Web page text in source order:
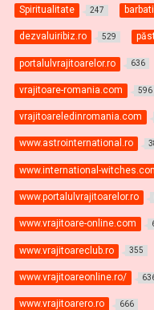
Spiritualitate 247 barbati
dezvaluiribiz.ro 529
portalulvrajitoarelor.ro 636
vrajitoare-romania.com 596
vrajitoareledinromania.com
www.astrointernational.ro
www.international-
www.portalulvrajitoarelor.ro
www.vrajitoare-online.com
www.vrajitoareclub.ro 355
www.vrajitoareonline.ro/
www.vrajitoarero.ro 666